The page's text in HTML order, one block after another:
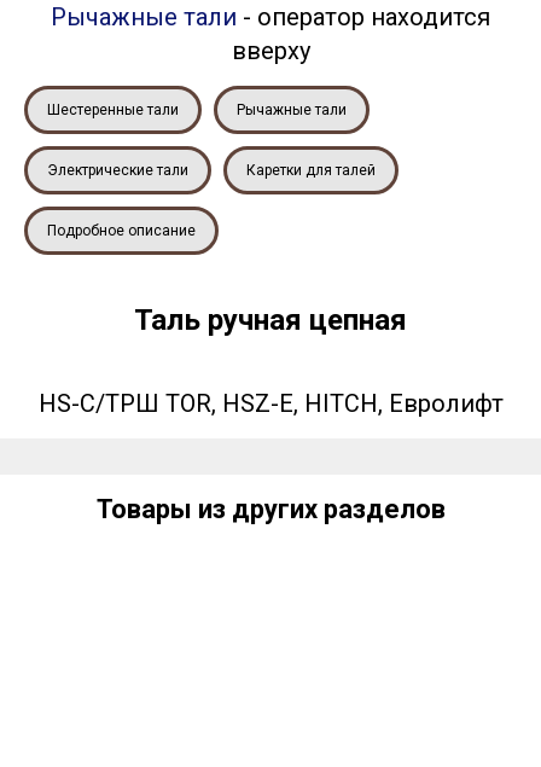
Рычажные тали - оператор находится
вверху
Шестеренные тали Рычажные тали
Электрические тали Каретки для талей
Подробное описание
Таль ручная цепная
HS-C/ТРШ TOR, HSZ-E, HITCH, Евролифт
Товары из других разделов